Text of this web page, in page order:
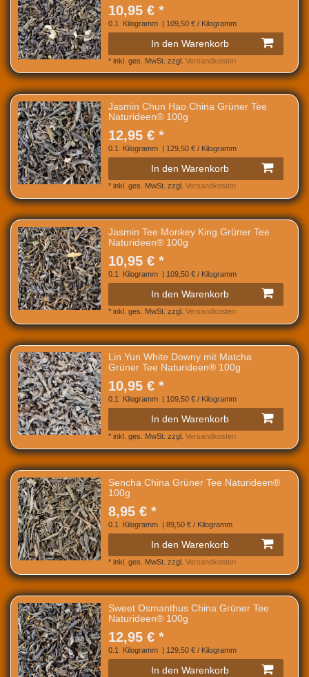
10,95 € *
0.1 Kilogramm | 109,50 € / Kilogramm
In den Warenkorb
* inkl. ges. MwSt. zzgl. Versandkosten
Jasmin Chun Hao China Grüner Tee
Naturideen® 100g
12,95 € *
0.1 Kilogramm | 129,50 € / Kilogramm
In den Warenkorb
* inkl. ges. MwSt. zzgl. Versandkosten
Jasmin Tee Monkey King Grüner Tee
Naturideen® 100g
10,95 € *
0.1 Kilogramm | 109,50 € / Kilogramm
In den Warenkorb
* inkl. ges. MwSt. zzgl. Versandkosten
Lin Yun White Downy mit Matcha
Grüner Tee Naturideen® 100g
10,95 € *
0.1 Kilogramm | 109,50 € / Kilogramm
In den Warenkorb
* inkl. ges. MwSt. zzgl. Versandkosten
Sencha China Grüner Tee Naturideen®
100g
8,95 € *
0.1 Kilogramm | 89,50 € / Kilogramm
In den Warenkorb
* inkl. ges. MwSt. zzgl. Versandkosten
Sweet Osmanthus China Grüner Tee
Naturideen® 100g
12,95 € *
0.1 Kilogramm | 129,50 € / Kilogramm
In den Warenkorb